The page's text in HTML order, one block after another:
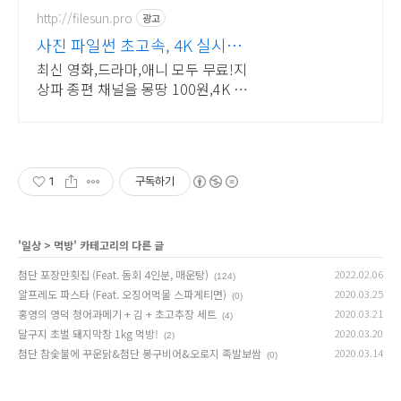
http://filesun.pro 광고
사진 파일썬 초고속, 4K 실시간
보기!
최신 영화,드라마,애니 모두 무료!지
상파 종편 채널을 몽땅 100원,4K 스
1 구독하기
'일상 > 먹방' 카테고리의 다른 글
첨단 포장만횟집 (Feat. 돔회 4인분, 매운탕)
(124) 2022.02.06
알프레도 파스타 (Feat. 오징어먹물 스파게티면) (0) 2020.03.25
홍영의 영덕 청어과메기 + 김 + 초고추장 세트 (4) 2020.03.21
달구지 초벌 돼지막창 1kg 먹방! (2) 2020.03.20
첨단 참숯불에 꾸운닭&첨단 봉구비어&오로지 족발보쌈 (0) 2020.03.14